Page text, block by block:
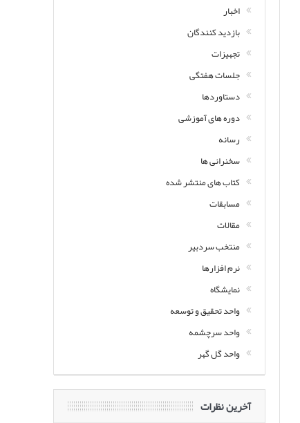
اخبار
بازدید کنندگان
تجهیزات
جلسات هفتگی
دستاوردها
دوره های آموزشی
رسانه
سخنرانی ها
کتاب های منتشر شده
مسابقات
مقالات
منتخب سردبیر
نرم افزارها
نمایشگاه
واحد تحقیق و توسعه
واحد سرچشمه
واحد گل گهر
آخرین نظرات